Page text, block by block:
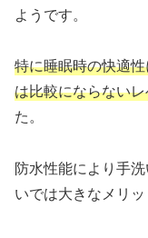
ようです。
特に睡眠時の快適
は比較にならない
た。
防水性能により手
いでは大きなメリッ